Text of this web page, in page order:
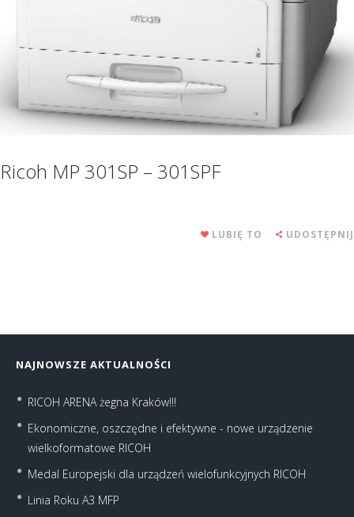
Ricoh MP 301SP – 301SPF
LUBIĘ TO UDOSTĘPNIJ
NAJNOWSZE AKTUALNOŚCI
RICOH ARENA żegna Kraków!!!
Ekonomiczne, oszczędne i efektywne - nowe urządzenie
wielkoformatowe RICOH
Medal Europejski dla urządzeń wielofunkcyjnych RICOH
Linia Roku A3 MFP